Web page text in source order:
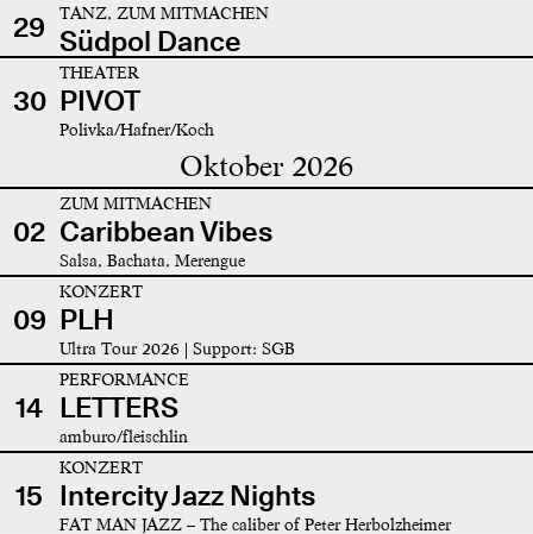
29 TANZ, ZUM MITMACHEN
Südpol Dance
30
THEATER
PIVOT
Polivka/Hafner/Koch
Oktober 2026
02
ZUM MITMACHEN
Caribbean Vibes
Salsa, Bachata, Merengue
09
KONZERT
PLH
Ultra Tour 2026 | Support: SGB
14
PERFORMANCE
LETTERS
amburo/fleischlin
15
KONZERT
Intercity Jazz Nights
FAT MAN JAZZ – The caliber of Peter Herbolzheimer